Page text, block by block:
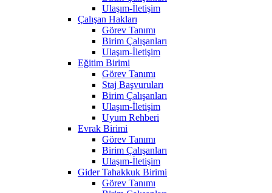
Ulaşım-İletişim
Çalışan Hakları
Görev Tanımı
Birim Çalışanları
Ulaşım-İletişim
Eğitim Birimi
Görev Tanımı
Staj Başvuruları
Birim Çalışanları
Ulaşım-İletişim
Uyum Rehberi
Evrak Birimi
Görev Tanımı
Birim Çalışanları
Ulaşım-İletişim
Gider Tahakkuk Birimi
Görev Tanımı